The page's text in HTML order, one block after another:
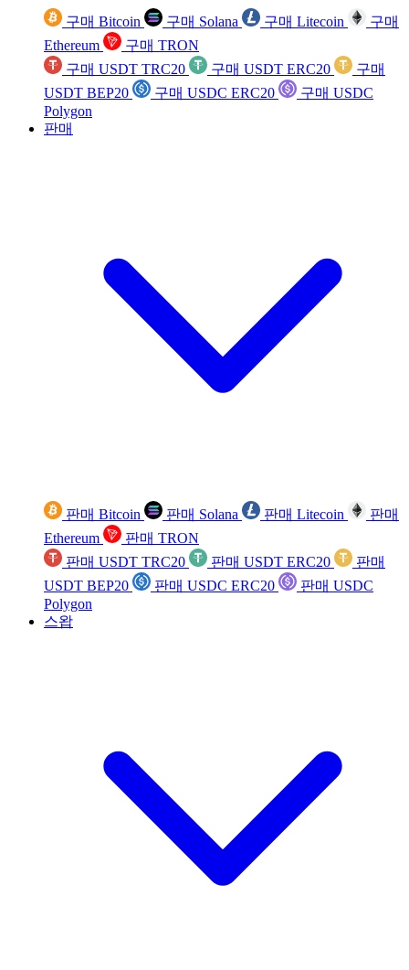
구매 Bitcoin 구매 Solana 구매 Litecoin
구매
Ethereum
구매 TRON
구매 USDT TRC20
구매 USDT ERC20
구매
USDT BEP20
구매 USDC ERC20
구매 USDC
Polygon
판매
판매 Bitcoin 판매 Solana 판매 Litecoin
판매
Ethereum
판매 TRON
판매 USDT TRC20
판매 USDT ERC20
판매
USDT BEP20
판매 USDC ERC20
판매 USDC
Polygon
스왑